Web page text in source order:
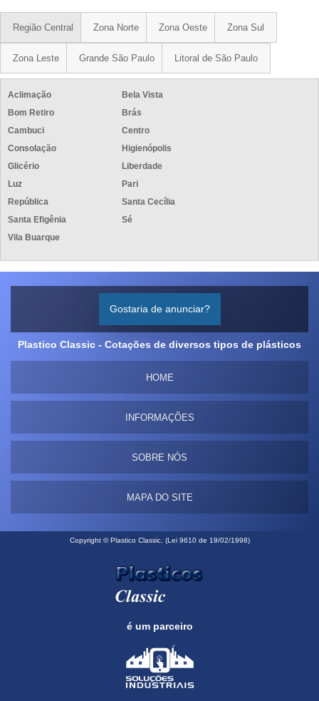
Região Central Zona Norte Zona Oeste Zona Sul
Zona Leste Grande São Paulo Litoral de São Paulo
Aclimação
Bela Vista
Bom Retiro
Brás
Cambuci
Centro
Consolação
Higienópolis
Glicério
Liberdade
Luz
Pari
República
Santa Cecília
Santa Efigênia
Sé
Vila Buarque
Gostaria de anunciar?
Plastico Classic - Cotações de diversos tipos de plásticos
HOME
INFORMAÇÕES
SOBRE NÓS
MAPA DO SITE
Copyright © Plastico Classic. (Lei 9610 de 19/02/1998)
é um parceiro